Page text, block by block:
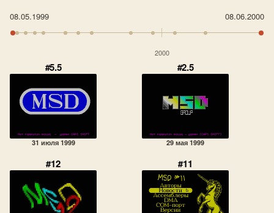
08.05.1999 08.06.2000
2000
#5.5
31 июля 1999
#2.5
29 мая 1999
#12 #11